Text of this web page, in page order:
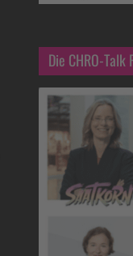
Die CHRO-Talk